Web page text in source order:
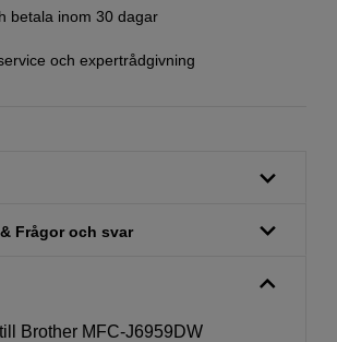
betala inom 30 dagar
och expertrådgivning
Frågor och svar
Brother MFC-J6959DW